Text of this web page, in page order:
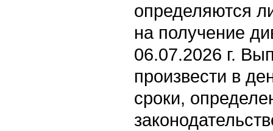
определяются
на получение
06.07.2026 г.
произвести в
сроки,